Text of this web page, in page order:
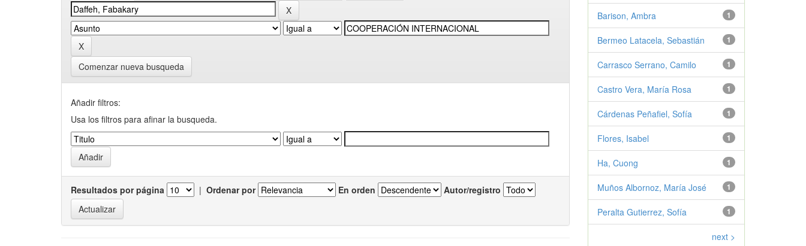
Comenzar nueva busqueda
Añadir filtros:
Usa los filtros para afinar la busqueda.
Resultados por página | Ordenar por En orden Autor/registro
1
Barison, Ambra
1
Bermeo Latacela, Sebastián
1
Carrasco Serrano, Camilo
1
Castro Vera, María Rosa
1
Cárdenas Peñafiel, Sofía
1
Flores, Isabel
1
Ha, Cuong
1
Muños Albornoz, María José
1
Peralta Gutierrez, Sofía
next >